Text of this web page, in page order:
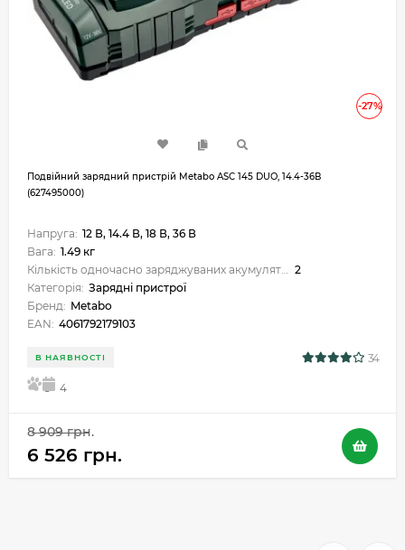
-27%
Подвійний зарядний пристрій Metabo ASC 145 DUO, 14.4-36В
(627495000)
Напруга: 12 В, 14.4 В, 18 В, 36 В
Вага: 1.49 кг
Кількість одночасно заряджуваних акумуляторів: 2
Категорія: Зарядні пристрої
Бренд: Metabo
EAN: 4061792179103
В НАЯВНОСТІ 34
5 4
8 909 грн.
6 526 грн.